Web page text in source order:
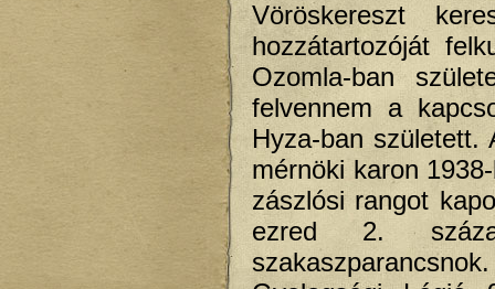
Vöröskereszt
hozzátartozóját
Ozomla-ban
felvennem a
Hyza-ban született.
mérnöki karon
zászlósi rangot
ezred 2.